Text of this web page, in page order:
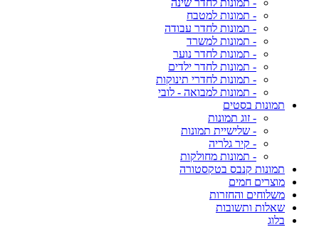
- תמונות לחדר שינה
- תמונות למטבח
- תמונות לחדר עבודה
- תמונות למשרד
- תמונות לחדר נוער
- תמונות לחדר ילדים
- תמונות לחדרי תינוקות
- תמונות למבואה - לובי
תמונות בסטים
- זוג תמונות
- שלישיית תמונות
- קיר גלריה
- תמונות מחולקות
תמונות קנבס בטקסטורה
מוצרים חמים
משלוחים והחזרות
שאלות ותשובות
בלוג